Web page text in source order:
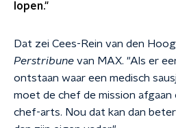
lopen."
Dat zei Cees-Rein van den
Perstribune van MAX. "Als er
ontstaan waar een medisch
moet de chef de mission
chef-arts. Nou dat kan dan